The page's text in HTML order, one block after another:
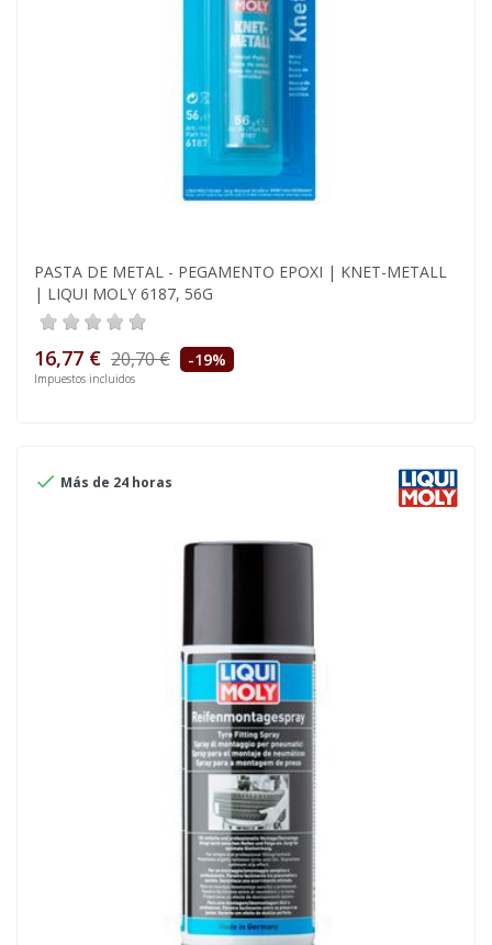
PASTA DE METAL - PEGAMENTO EPOXI | KNET-METALL
| LIQUI MOLY 6187, 56G
16,77 € 20,70 € -19%
Impuestos incluidos
 Más de 24 horas